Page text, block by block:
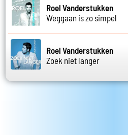
Roel Vanderstukken
Weggaan is zo simpel
Roel Vanderstukken
Zoek niet langer